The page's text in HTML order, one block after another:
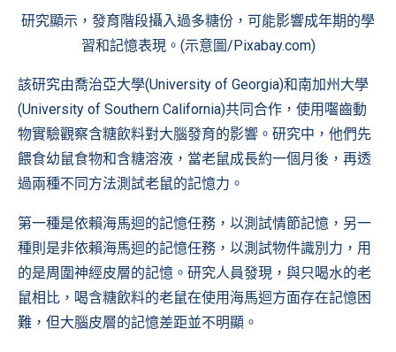
研究顯示，發育階段攝入過多糖份，可能影響成年期的學
習和記憶表現。(示意圖/Pixabay.com)
該研究由喬治亞大學(University of Georgia)和南加州大學
(University of Southern California)共同合作，使用囓齒動
物實驗觀察含糖飲料對大腦發育的影響。研究中，他們先
餵食幼鼠食物和含糖溶液，當老鼠成長約一個月後，再透
過兩種不同方法測試老鼠的記憶力。
第一種是依賴海馬迴的記憶任務，以測試情節記憶，另一
種則是非依賴海馬迴的記憶任務，以測試物件識別力，用
的是周圍神經皮層的記憶。研究人員發現，與只喝水的老
鼠相比，喝含糖飲料的老鼠在使用海馬迴方面存在記憶困
難，但大腦皮層的記憶差距並不明顯。